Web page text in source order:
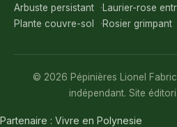
Arbuste persistant Laurier-rose
Plante couvre-sol
Rosier grimpant
© 2026 Pépinières Lionel
indépendant. Site
Partenaire : Vivre en Polynesie